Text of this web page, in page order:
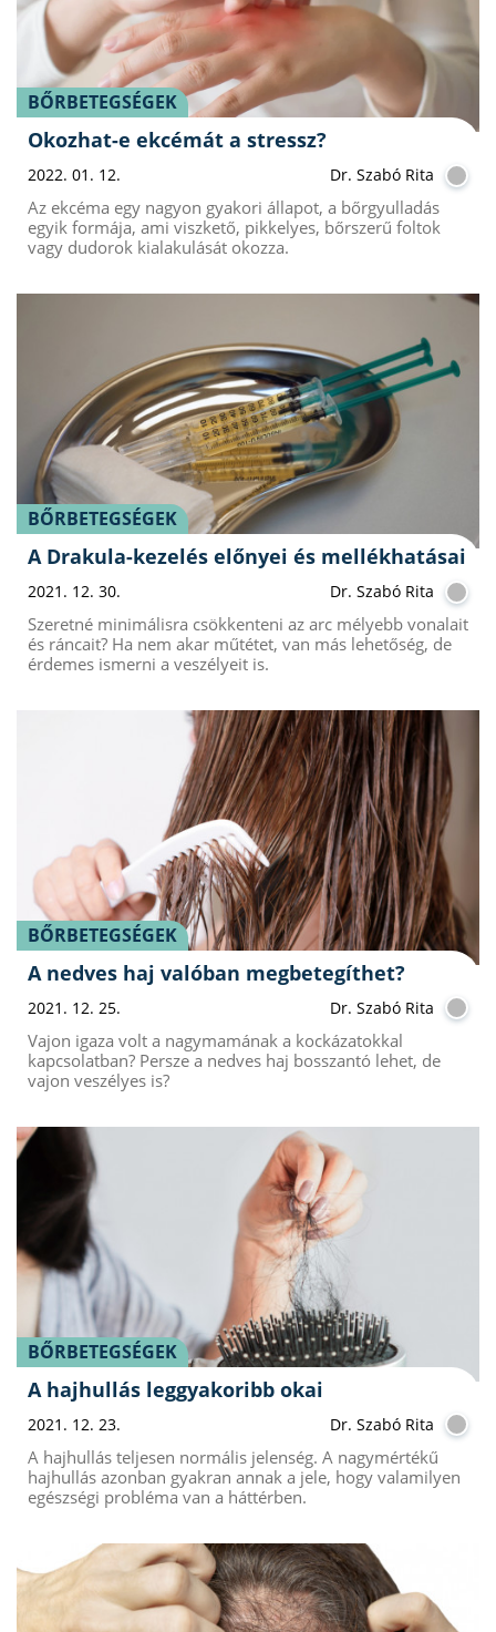
BŐRBETEGSÉGEK
Okozhat-e ekcémát a stressz?
2022. 01. 12. Dr. Szabó Rita
Az ekcéma egy nagyon gyakori állapot, a bőrgyulladás
egyik formája, ami viszkető, pikkelyes, bőrszerű foltok
vagy dudorok kialakulását okozza.
BŐRBETEGSÉGEK
A Drakula-kezelés előnyei és mellékhatásai
2021. 12. 30. Dr. Szabó Rita
Szeretné minimálisra csökkenteni az arc mélyebb vonalait
és ráncait? Ha nem akar műtétet, van más lehetőség, de
érdemes ismerni a veszélyeit is.
BŐRBETEGSÉGEK
A nedves haj valóban megbetegíthet?
2021. 12. 25. Dr. Szabó Rita
Vajon igaza volt a nagymamának a kockázatokkal
kapcsolatban? Persze a nedves haj bosszantó lehet, de
vajon veszélyes is?
BŐRBETEGSÉGEK
A hajhullás leggyakoribb okai
2021. 12. 23. Dr. Szabó Rita
A hajhullás teljesen normális jelenség. A nagymértékű
hajhullás azonban gyakran annak a jele, hogy valamilyen
egészségi probléma van a háttérben.